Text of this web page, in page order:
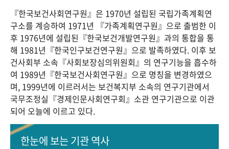
연구 역사
정책과 연구 키워드로 보는 연구 역사
연구자들
간행물 변천사
기록물 아카이브
사진 아카이브 문서 기록물 행정박물 영상 기록물
50+1 주년 기념
『한국보건사회연구원』은 1970년 설립된 국립가족계획연
구소를 계승하여 1971년 『가족계획연구원』으로 출범한 이
후 1976년에 설립된『한국보건개발연구원』과의 통합을 통
해 1981년『한국인구보건연구원』으로 발족하였다. 이후 보
건사회부 소속『사회보장심의위원회』의 연구기능을 흡수하
여 1989년『한국보건사회연구원』으로 명칭을 변경하였으
며, 1999년에 이르러서는 보건복지부 소속의 연구기관에서
국무조정실『경제인문사회연구회』소관 연구기관으로 이관
되어 오늘에 이르고 있다.
한눈에 보는기관 역사